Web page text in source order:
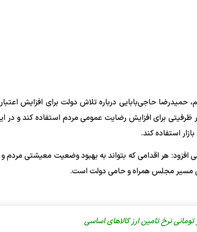
حمیدرضا حاجی‌بابایی درباره تلاش دولت برای افزایش
ظرفیتی برای افزایش رضایت عمومی مردم استفاده کند و در
استفاده کند.
هر اقدامی که بتواند به بهبود وضعیت معیشتی مردم
مسیر مجلس همراه و حامی دولت است.